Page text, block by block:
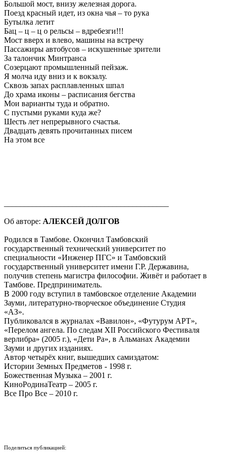
Большой мост, внизу железная дорога.
Поезд красный идет, из окна чья – то рука
Бутылка летит
Бац – ц – ц о рельсы – вдребезги!!!
Мост вверх и влево, машины на встречу
Пассажиры автобусов – искушенные зрители
За талончик Минтранса
Созерцают промышленный пейзаж.
Я молча иду вниз и к вокзалу.
Сквозь запах расплавленных шпал
До храма иконы – расписания бегства
Мои варианты туда и обратно.
С пустыми руками куда же?
Шесть лет непрерывного счастья.
Двадцать девять прочитанных писем
На этом все
Об авторе: АЛЕКСЕЙ ДОЛГОВ
Родился в Тамбове. Окончил Тамбовский
государственный технический университет по
специальности «Инженер ПГС» и Тамбовский
государственный университет имени Г.Р. Державина,
получив степень магистра философии. Живёт и работает в
Тамбове. Предприниматель.
В 2000 году вступил в тамбовское отделение Академии
Зауми, литературно-творческое объединение Студия
«АЗ».
Публиковался в журналах «Вавилон», «Футурум АРТ»,
«Перелом ангела. По следам ХII Российского Фестиваля
верлибра» (2005 г.), «Дети Ра», в Альманах Академии
Зауми и других изданиях.
Автор четырёх книг, вышедших самиздатом:
Истории Земных Предметов - 1998 г.
Божественная Музыка – 2001 г.
КиноРодинаТеатр – 2005 г.
Все Про Все – 2010 г.
Поделиться публикацией: